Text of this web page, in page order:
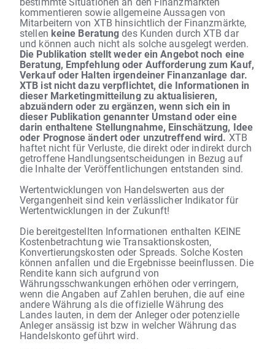
kommentieren sowie allgemeine Aussagen von
Mitarbeitern von XTB hinsichtlich der Finanzmärkte,
stellen keine Beratungdes Kunden durch XTB dar
und können auch nicht als solche ausgelegt werden.
Die Publikation stellt weder ein Angebot noch eine
Beratung, Empfehlung oder Aufforderung zum Kauf,
Verkauf oder Halten irgendeiner Finanzanlage dar.
XTB ist nicht dazu verpflichtet, die Informationen in
dieser Marketingmitteilung zu aktualisieren,
abzuändern oder zu ergänzen, wenn sich ein in
dieser Publikation genannter Umstand oder eine
darin enthaltene Stellungnahme, Einschätzung, Idee
oder Prognose ändert oder unzutreffend wird. XTB
haftet nicht für Verluste, die direkt oder indirekt durch
getroffene Handlungsentscheidungen in Bezug auf
die Inhalte der Veröffentlichungen entstanden sind.
Wertentwicklungen von Handelswerten aus der
Vergangenheit sind kein verlässlicher Indikator für
Wertentwicklungen in der Zukunft!
Die bereitgestellten Informationen enthalten KEINE
Kostenbetrachtung wie Transaktionskosten,
Konvertierungskosten oder Spreads. Solche Kosten
können anfallen und die Ergebnisse beeinflussen. Die
Rendite kann sich aufgrund von
Währungsschwankungen erhöhen oder verringern,
wenn die Angaben auf Zahlen beruhen, die auf eine
andere Währung als die offizielle Währung des
Landes lauten, in dem der Anleger oder potenzielle
Anleger ansässig ist bzw in welcher Währung das
Handelskonto geführt wird.